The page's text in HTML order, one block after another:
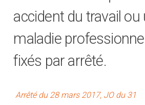
accident du travail ou
maladie
fixés par arrêté.
Arrêté du 28 mars 2017, JO du 31